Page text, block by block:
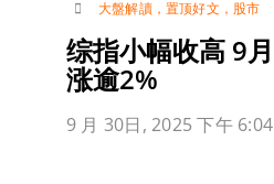
大盤解讀， 置顶好文 ， 股市
综指小幅收高 9月
涨逾2%
9 月 30日, 2025 下午 6:04